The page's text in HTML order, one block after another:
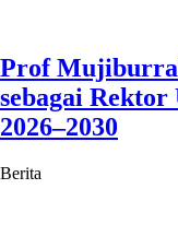
Prof
sebagai
2026–2030
Berita